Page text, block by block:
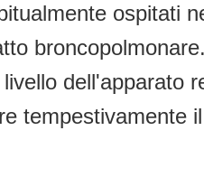
ospitati
dell'apparato
tempestivamente